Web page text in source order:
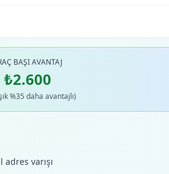
BAŞI AVANTAJ
₺2.600
%35 daha avantajlı)
varışı